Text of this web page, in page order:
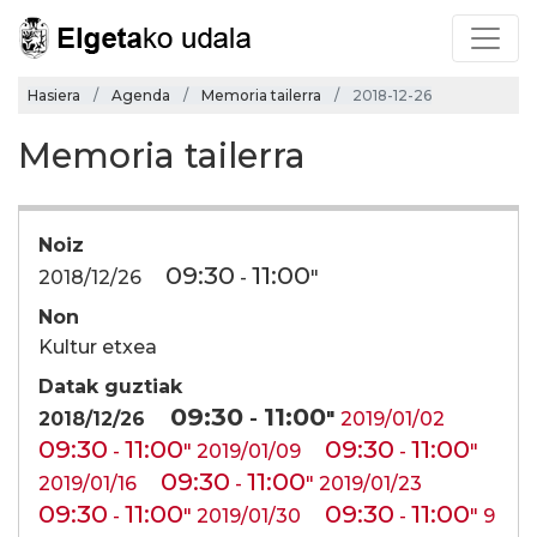
Hasiera Agenda Memoria tailerra 2018-12-26
Memoria tailerra
Noiz
2018/12/26
09:30 - 11:00"
Non
Kultur etxea
Datak guztiak
2018/12/26
09:30 - 11:00" 2019/01/02
09:30 - 11:00" 2019/01/09 09:30 - 11:00"
2019/01/16
09:30 - 11:00" 2019/01/23
09:30 - 11:00" 2019/01/30 09:30 - 11:00" 9